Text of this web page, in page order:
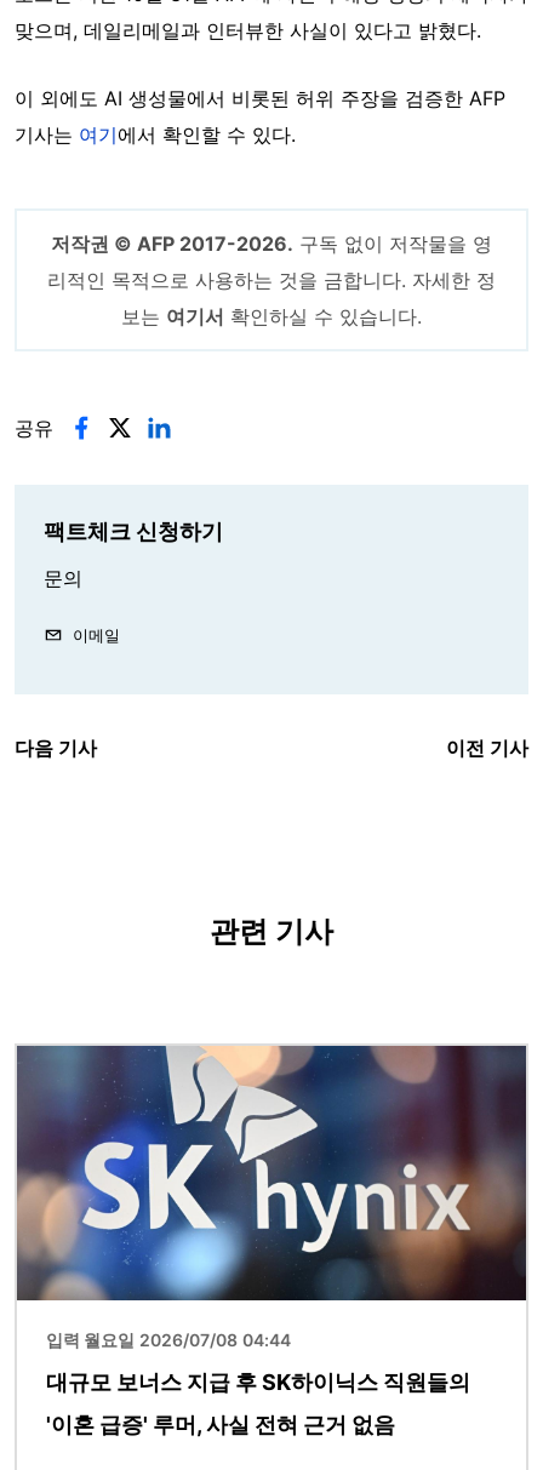
맞으며, 데일리메일과 인터뷰한 사실이 있다고 밝혔다.
이 외에도 AI 생성물에서 비롯된 허위 주장을 검증한 AFP
기사는 여기에서 확인할 수 있다.
저작권 © AFP 2017-2026. 구독 없이 저작물을 영
리적인 목적으로 사용하는 것을 금합니다. 자세한 정
보는 여기서 확인하실 수 있습니다.
공유
팩트체크 신청하기
문의
이메일
다음 기사 이전 기사
관련 기사
입력 월요일 2026/07/08 04:44
대규모 보너스 지급 후 SK하이닉스 직원들의
'이혼 급증' 루머, 사실 전혀 근거 없음